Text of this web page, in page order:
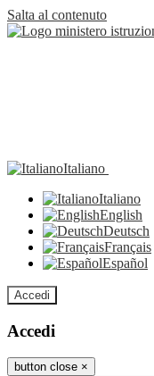
Salta al contenuto
Italiano
Italiano
English
Deutsch
Français
Español
Accedi
Accedi
button close ×